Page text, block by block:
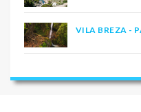
VILA BREZA -